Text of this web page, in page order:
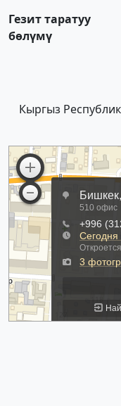
Гезит таратуу
бөлүмү
Кыргыз